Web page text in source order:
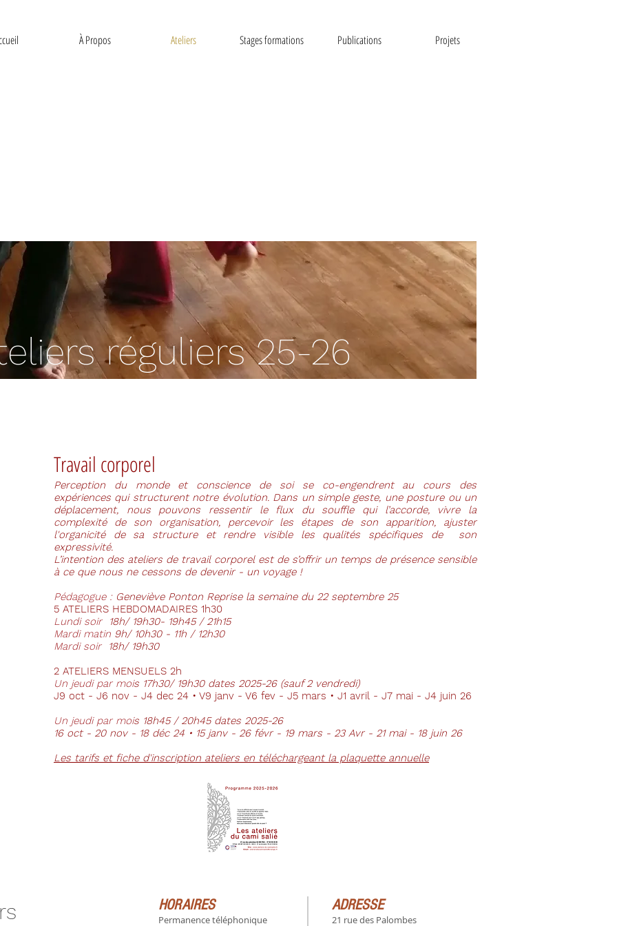
À Propos Ateliers Stages formations Publications Projets
réguliers 25-26
Travail corporel
Perception du monde et conscience de soi se co-engendrent au cours des
expériences qui structurent notre évolution. Dans un simple geste, une posture ou un
déplacement, nous pouvons ressentir le flux du souffle qui l’accorde, vivre la
complexité de son organisation, percevoir les étapes de son apparition, ajuster
l'organicité de sa structure et rendre visible les qualités spécifiques de son
expressivité.
L’intention des ateliers de travail corporel est de s’offrir un temps de présence sensible
à ce que nous ne cessons de devenir - un voyage !
Pédagogue : Geneviève Ponton Reprise la semaine du 22 septembre 25
5 ATELIERS HEBDOMADAIRES 1h30​
Lundi soir
18h/ 19h30- 19h45 / 21h15
Mardi matin 9h/ 10h30 - 11h / 12h30
Mardi soir18h/ 19h30
2 ATELIERS MENSUELS 2h
Un jeudi par mois 17h30/ 19h30 dates 2025-26 (sauf 2 vendredi)
J9 oct - J6 nov - J4 dec 24 • V9 janv - V6 fev - J5 mars • J1 avril - J7 mai - J4 juin 26
Un jeudi par mois 18h45 / 20h45 dates 2025-26
16 oct - 20 nov - 18 déc 24 • 15 janv - 26 févr - 19 mars - 23 Avr - 21 mai - 18 juin 26
Les tarifs et fiche d'inscription ateliers en téléchargeant la plaquette annuelle
HORAIRES
Permanence téléphonique
ADRESSE
21 rue des Palombes